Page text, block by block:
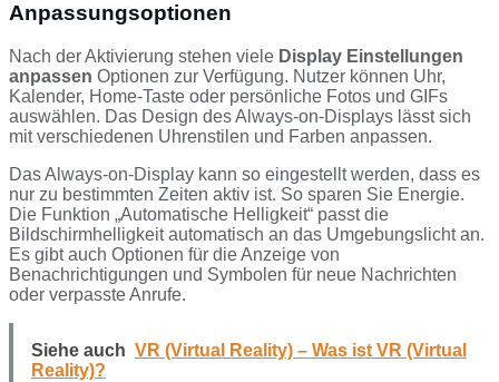
Anpassungsoptionen
Nach der Aktivierung stehen viele Display Einstellungen
anpassen Optionen zur Verfügung. Nutzer können Uhr,
Kalender, Home-Taste oder persönliche Fotos und GIFs
auswählen. Das Design des Always-on-Displays lässt sich
mit verschiedenen Uhrenstilen und Farben anpassen.
Das Always-on-Display kann so eingestellt werden, dass es
nur zu bestimmten Zeiten aktiv ist. So sparen Sie Energie.
Die Funktion „Automatische Helligkeit“ passt die
Bildschirmhelligkeit automatisch an das Umgebungslicht an.
Es gibt auch Optionen für die Anzeige von
Benachrichtigungen und Symbolen für neue Nachrichten
oder verpasste Anrufe.
Siehe auch VR (Virtual Reality) – Was ist VR (Virtual
Reality)?